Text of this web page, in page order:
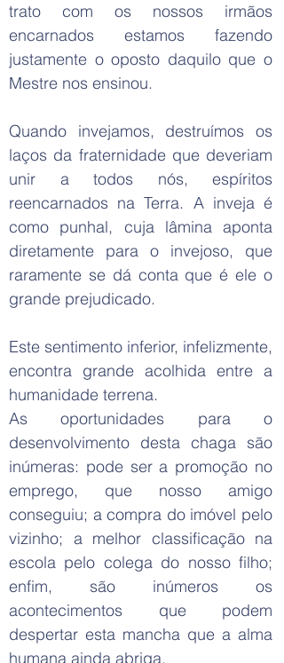
trato com os nossos irmãos
encarnados estamos fazendo
justamente o oposto daquilo que o
Mestre nos ensinou.
Quando invejamos, destruímos os
laços da fraternidade que deveriam
unir a todos nós, espíritos
reencarnados na Terra. A inveja é
como punhal, cuja lâmina aponta
diretamente para o invejoso, que
raramente se dá conta que é ele o
grande prejudicado.
Este sentimento inferior, infelizmente,
encontra grande acolhida entre a
humanidade terrena.
As oportunidades para o
desenvolvimento desta chaga são
inúmeras: pode ser a promoção no
emprego, que nosso amigo
conseguiu; a compra do imóvel pelo
vizinho; a melhor classificação na
escola pelo colega do nosso filho;
enfim, são inúmeros os
acontecimentos que podem
despertar esta mancha que a alma
humana ainda abriga.